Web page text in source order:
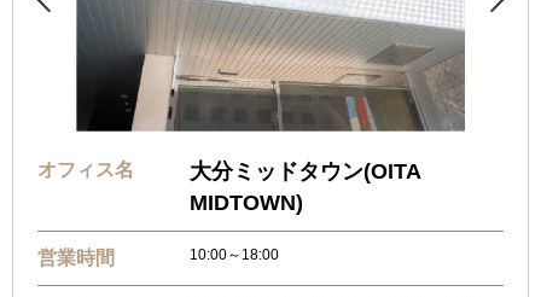
オフィス名
大分ミッドタウン(OITA
MIDTOWN)
営業時間 10:00～18:00